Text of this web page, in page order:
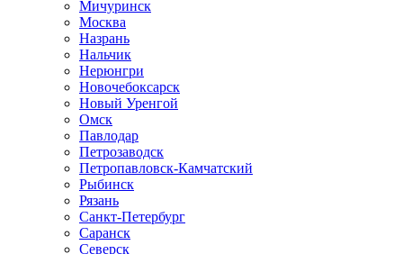
Мичуринск
Москва
Назрань
Нальчик
Нерюнгри
Новочебоксарск
Новый Уренгой
Омск
Павлодар
Петрозаводск
Петропавловск-Камчатский
Рыбинск
Рязань
Санкт-Петербург
Саранск
Северск